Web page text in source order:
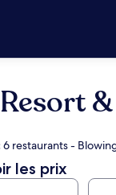
restaurants -
les prix